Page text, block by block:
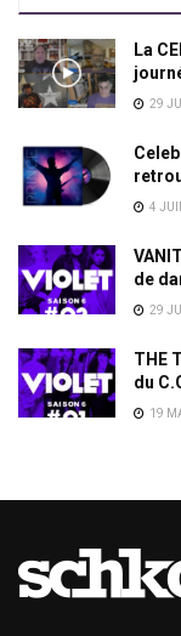
La
29
4
de
29
THE
du
19